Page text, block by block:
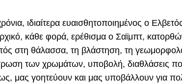
ιδιαίτερα ευαισθητοποιημένος ο
κάθε φορά, ερέθισμα ο Σαϊμπτ,
στη θάλασσα, τη βλάστηση, τη
των χρωμάτων, υποβολή, διαθλάσεις
μας γοητεύουν και μας υποβάλλουν για